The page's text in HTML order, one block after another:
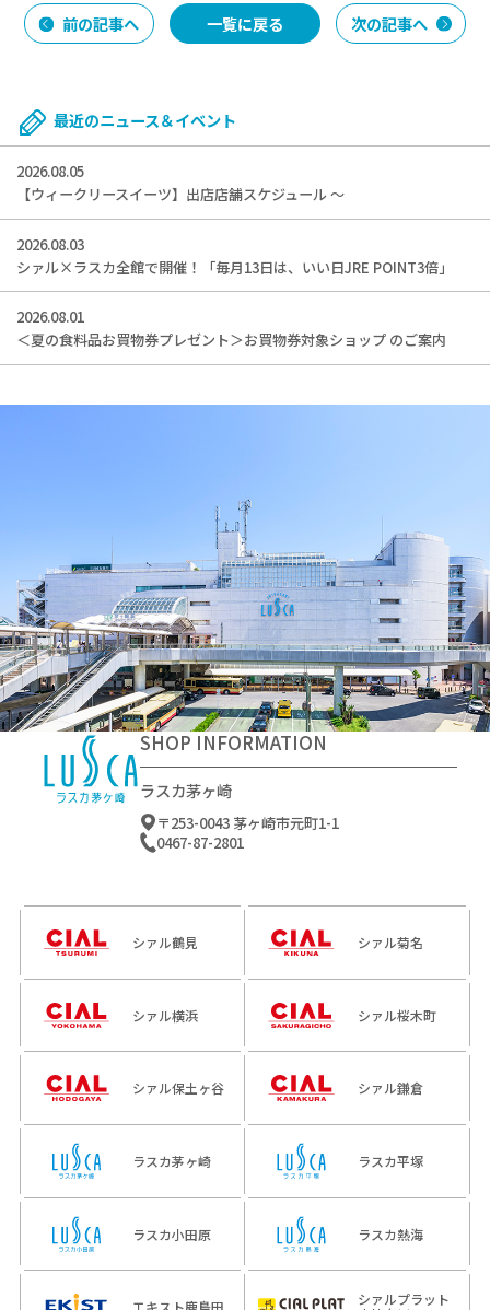
前の記事へ 次の記事へ
一覧に戻る
最近のニュース＆イベント
2026.08.05
【ウィークリースイーツ】出店店舗スケジュール ～
2026.08.03
シァル×ラスカ全館で開催！「毎月13日は、いい日JRE POINT3倍」
2026.08.01
＜夏の食料品お買物券プレゼント＞お買物券対象ショップ のご案内
SHOP INFORMATION
ラスカ茅ヶ崎
〒253-0043 茅ヶ崎市元町1-1
0467-87-2801
シァル鶴見 シァル菊名
シァル横浜 シァル桜木町
シァル保土ヶ谷 シァル鎌倉
ラスカ茅ヶ崎 ラスカ平塚
ラスカ小田原 ラスカ熱海
シァルプラット